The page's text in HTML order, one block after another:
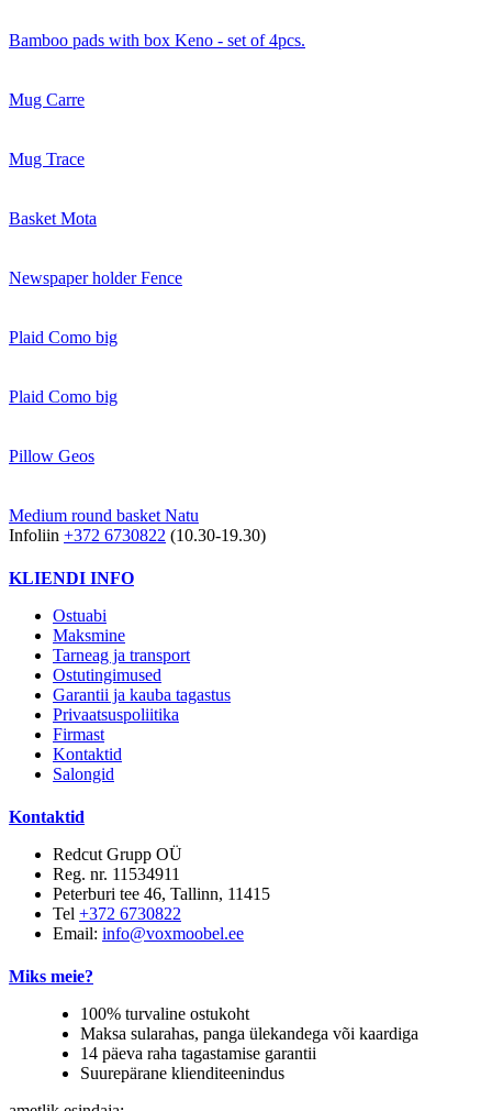
Bamboo pads with box Keno - set of 4pcs.
Mug Carre
Mug Trace
Basket Mota
Newspaper holder Fence
Plaid Como big
Plaid Como big
Pillow Geos
Medium round basket Natu
Infoliin +372 6730822 (10.30-19.30)
KLIENDI INFO
Ostuabi
Maksmine
Tarneag ja transport
Ostutingimused
Garantii ja kauba tagastus
Privaatsuspoliitika
Firmast
Kontaktid
Salongid
Kontaktid
Redcut Grupp OÜ
Reg. nr. 11534911
Peterburi tee 46, Tallinn, 11415
Tel +372 6730822
Email: info@voxmoobel.ee
Miks meie?
100% turvaline ostukoht
Maksa sularahas, panga ülekandega või kaardiga
14 päeva raha tagastamise garantii
Suurepärane klienditeenindus